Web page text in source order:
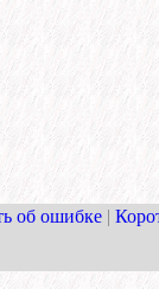
об ошибке |